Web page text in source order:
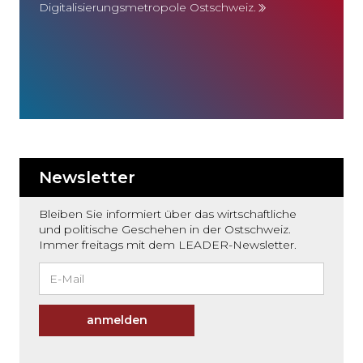
Digitalisierungsmetropole Ostschweiz.
Newsletter
Bleiben Sie informiert über das wirtschaftliche
und politische Geschehen in der Ostschweiz.
Immer freitags mit dem LEADER-Newsletter.
anmelden